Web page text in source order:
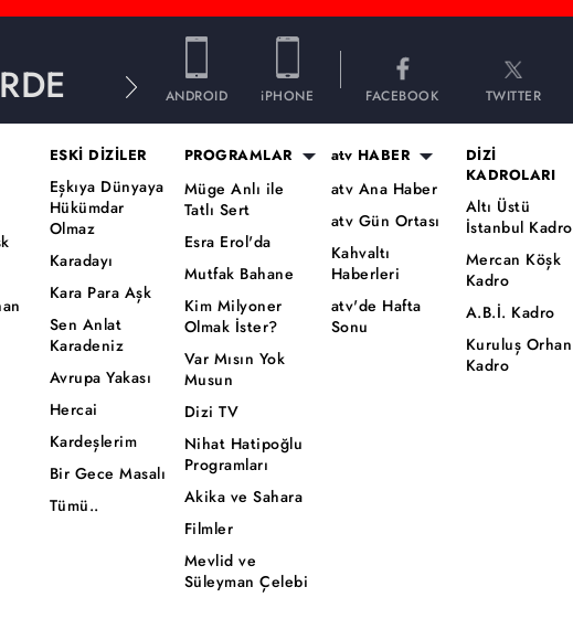
ANDROID iPHONE FACEBOOK TWITTER
ESKİ DİZİLER
Eşkıya Dünyaya
Hükümdar
Olmaz
Karadayı
Kara Para Aşk
Sen Anlat
Karadeniz
Avrupa Yakası
Hercai
Kardeşlerim
Bir Gece Masalı
Tümü..
PROGRAMLAR
Müge Anlı ile
Tatlı Sert
Esra Erol'da
Mutfak Bahane
Kim Milyoner
Olmak İster?
Var Mısın Yok
Musun
Dizi TV
Nihat Hatipoğlu
Programları
Akika ve Sahara
Filmler
Mevlid ve
Süleyman Çelebi
atv HABER
atv Ana Haber
atv Gün Ortası
Kahvaltı
Haberleri
atv'de Hafta
Sonu
DİZİ
KADROLARI
Altı Üstü
İstanbul Kadro
Mercan Köşk
Kadro
A.B.İ. Kadro
Kuruluş Orhan
Kadro